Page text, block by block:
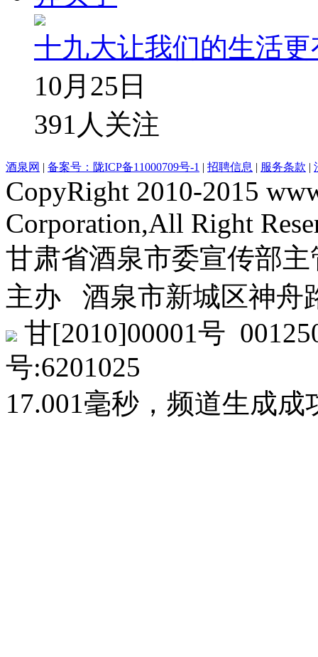
十九大让我们的生活
10月25日
391 人关注
酒泉网 | 备案号：陇ICP备11000709号-1 | 招聘信息 | 服务条款 |
CopyRight 2010-2015
Corporation,All Right
甘肃省酒泉市委宣传部
主办 酒泉市新城区神舟
甘[2010]00001号
号:6201025
17.001毫秒，频道生成